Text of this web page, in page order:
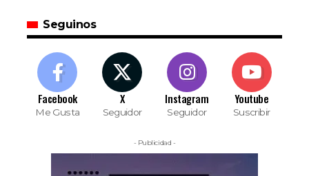
Seguinos
Facebook
Me Gusta
X
Seguidor
Instagram
Seguidor
Youtube
Suscribir
- Publicidad -